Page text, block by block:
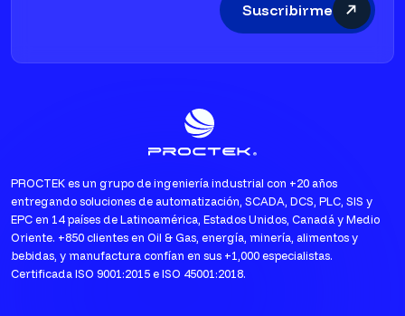
Suscribirme
PROCTEK es un grupo de ingeniería industrial con +20 años
entregando soluciones de automatización, SCADA, DCS, PLC, SIS y
EPC en 14 países de Latinoamérica, Estados Unidos, Canadá y Medio
Oriente. +850 clientes en Oil & Gas, energía, minería, alimentos y
bebidas, y manufactura confían en sus +1,000 especialistas.
Certificada ISO 9001:2015 e ISO 45001:2018.